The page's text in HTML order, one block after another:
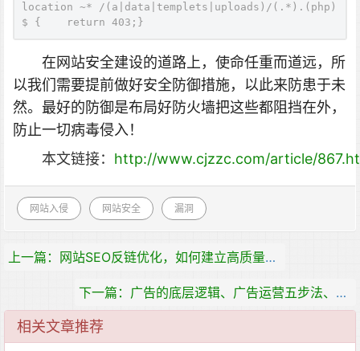
location ~* /(a|data|templets|uploads)/(.*).(php)
$ {    return 403;}
在网站安全建设的道路上，使命任重而道远，所
以我们需要提前做好安全防御措施，以此来防患于未
然。最好的防御是布局好防火墙把这些都阻挡在外，
防止一切病毒侵入！
本文链接： http://www.cjzzc.com/article/
网站入侵 网站安全 漏洞
上一篇：网站SEO反链优化，如何建立高质量的反链呢？
下一篇：广告的底层逻辑、广告运营五步法、广告投放九策略
相关文章推荐